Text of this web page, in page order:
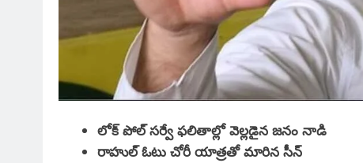
లోక్ పోల్ సర్వే ఫలితాల్లో వెల్లడైన జనం నాడి
రాహుల్ ఓటు చోరీ యాత్రతో మారిన సీన్